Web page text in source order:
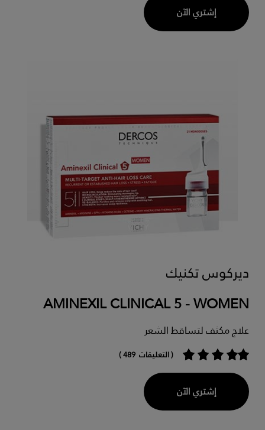
إشتري الآن
ديركوس تكنيك
AMINEXIL CLINICAL 5 - WOMEN
علاج مكثف لتساقط الشعر
( التعليقات 489 )
إشتري الآن